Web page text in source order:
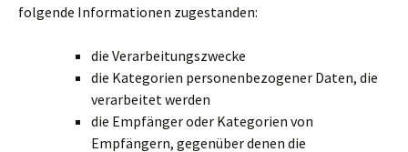
folgende Informationen zugestanden:
die Verarbeitungszwecke
die Kategorien personenbezogener Daten, die
verarbeitet werden
die Empfänger oder Kategorien von
Empfängern, gegenüber denen die